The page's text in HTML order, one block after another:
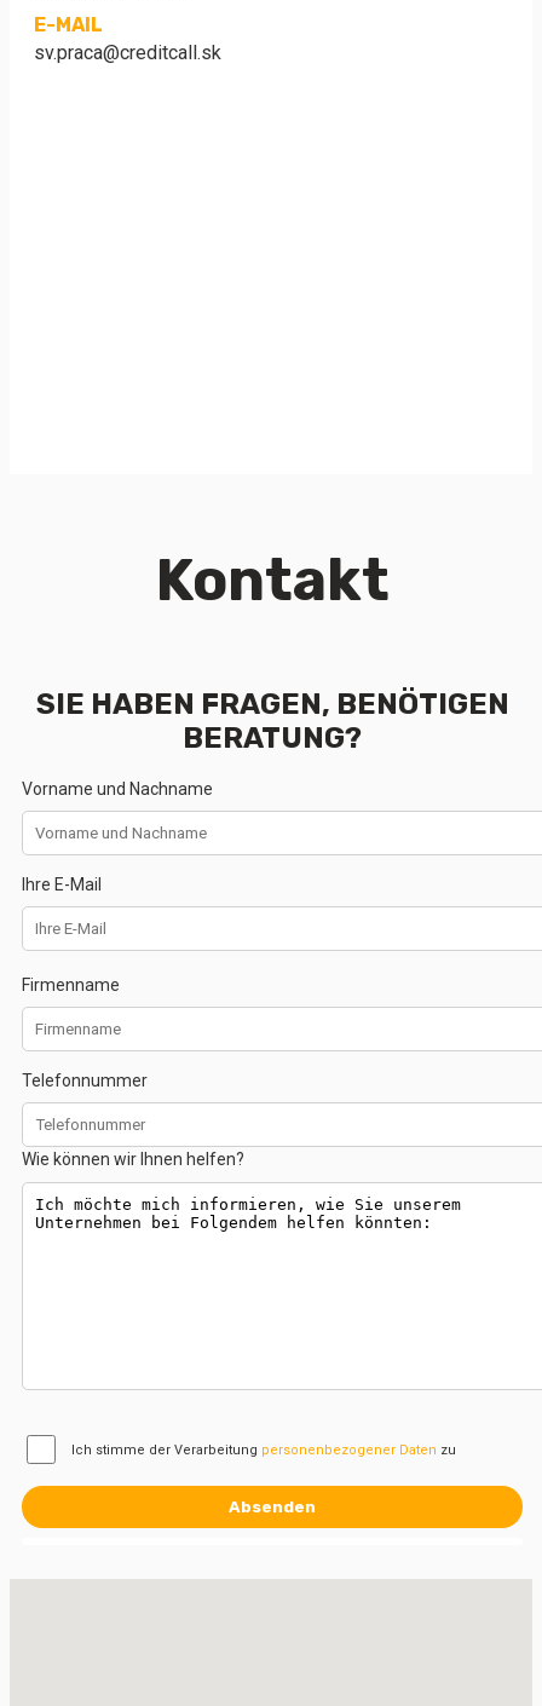
E-MAIL
sv.praca@creditcall.sk
Kontakt
SIE HABEN FRAGEN, BENÖTIGEN
BERATUNG?
Vorname und Nachname
Ihre E-Mail
Firmenname
Telefonnummer
Wie können wir Ihnen helfen?
Ich stimme der Verarbeitung personenbezogener Daten zu